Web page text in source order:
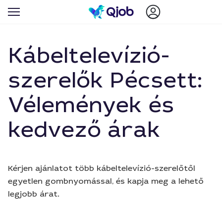
Kábeltelevízió-
szerelők Pécsett:
Vélemények és
kedvező árak
Kérjen ajánlatot több kábeltelevízió-szerelőtől
egyetlen gombnyomással, és kapja meg a lehető
legjobb árat.